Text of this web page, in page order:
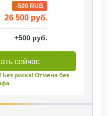
-500 RUB
26 500 руб.
+500 руб.
сейчас
риска! Отмена без